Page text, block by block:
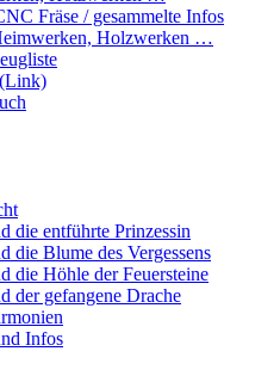
Fräse / gesammelte Infos
Holzwerken …
die entführte Prinzessin
die Blume des Vergessens
die Höhle der Feuersteine
der gefangene Drache
Infos